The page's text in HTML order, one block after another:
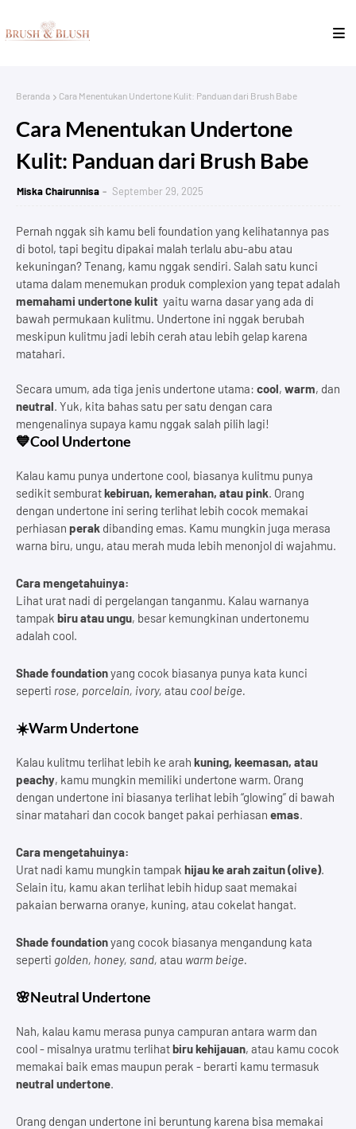
Beranda Cara Menentukan Undertone Kulit: Panduan dari Brush Babe
Cara Menentukan Undertone
Kulit: Panduan dari Brush Babe
Miska Chairunnisa September 29, 2025
Pernah nggak sih kamu beli foundation yang kelihatannya pas
di botol, tapi begitu dipakai malah terlalu abu-abu atau
kekuningan? Tenang, kamu nggak sendiri. Salah satu kunci
utama dalam menemukan produk complexion yang tepat adalah
memahami undertone kulit yaitu warna dasar yang ada di
bawah permukaan kulitmu. Undertone ini nggak berubah
meskipun kulitmu jadi lebih cerah atau lebih gelap karena
matahari.
Secara umum, ada tiga jenis undertone utama: cool, warm, dan
neutral. Yuk, kita bahas satu per satu dengan cara
mengenalinya supaya kamu nggak salah pilih lagi!
💙Cool Undertone
Kalau kamu punya undertone cool, biasanya kulitmu punya
sedikit semburatkebiruan, kemerahan, atau pink. Orang
dengan undertone ini sering terlihat lebih cocok memakai
perhiasan perak dibanding emas. Kamu mungkin juga merasa
warna biru, ungu, atau merah muda lebih menonjol di wajahmu.
Cara mengetahuinya:
Lihat urat nadi di pergelangan tanganmu. Kalau warnanya
tampak biru atau ungu, besar kemungkinan undertonemu
adalah cool.
Shade foundationyang cocok biasanya punya kata kunci
seperti rose, porcelain, ivory, atau cool beige.
☀️Warm Undertone
Kalau kulitmu terlihat lebih ke arah kuning, keemasan, atau
peachy, kamu mungkin memiliki undertone warm. Orang
dengan undertone ini biasanya terlihat lebih “glowing” di bawah
sinar matahari dan cocok banget pakai perhiasan emas.
Cara mengetahuinya:
Urat nadi kamu mungkin tampak hijau ke arah zaitun (olive).
Selain itu, kamu akan terlihat lebih hidup saat memakai
pakaian berwarna oranye, kuning, atau cokelat hangat.
Shade foundationyang cocok biasanya mengandung kata
seperti golden, honey, sand, atau warm beige.
🌸Neutral Undertone
Nah, kalau kamu merasa punya campuran antara warm dan
cool - misalnya uratmu terlihatbiru kehijauan, atau kamu cocok
memakai baik emas maupun perak - berarti kamu termasuk
neutral undertone.
Orang dengan undertone ini beruntung karena bisa memakai